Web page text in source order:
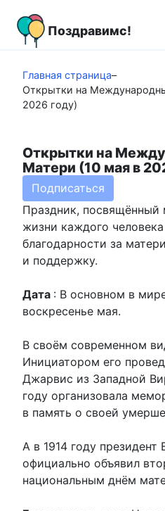
контенту
Поздравимс!
Главная страница–
Открытки на
2026 году)
Открытки на
Матери (10 мая в
Подписаться
Праздник, посвящённый
жизни каждого
благодарности за
и поддержку.
Дата : В основном в
воскресенье мая.
В своём современном
Инициатором его
Джарвис из Западной
году организовала
в память о своей
А в 1914 году президент
официально объявил
национальным днём